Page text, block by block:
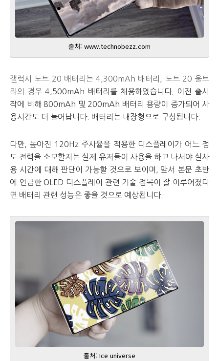
출처: www.technobezz.com
갤럭시 노트 20 배터리는 4,300mAh 배터리, 노트 20 울트
라의 경우 4 ,500mAh 배터리를 채용하였습니다. 이전 출시
작에 비해 800mAh 및 200mAh 배터리 용량이 증가되어 사
용시간도 더 늘어납니다. 배터리는 내장형으로 구성됩니다.
다만, 높아진 120Hz 주사율을 적용한 디스플레이가 어느 정
도 전력을 소모할지는 실제 유저들이 사용을 하고 나서야 실사
용 시간에 대해 판단이 가능할 것으로 보이며, 앞서 본문 초반
에 언급한 OLED 디스플레이 관련 기술 접목이 잘 이루어졌다
면 배터리 관련 성능은 좋을 것으로 예상됩니다.
출처: Ice universe